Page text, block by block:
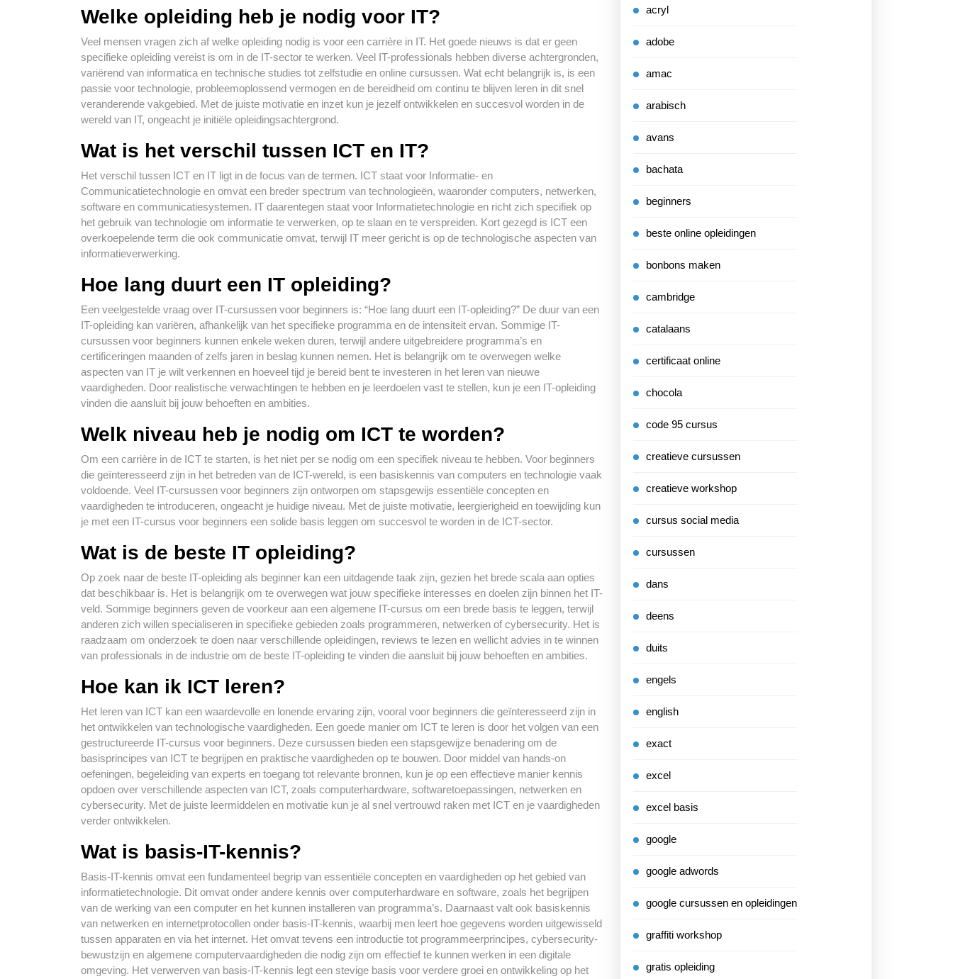
Welke opleiding heb je nodig voor IT?
Veel mensen vragen zich af welke opleiding nodig is voor een carrière in IT. Het goede nieuws is dat er geen
specifieke opleiding vereist is om in de IT-sector te werken. Veel IT-professionals hebben diverse achtergronden,
variërend van informatica en technische studies tot zelfstudie en online cursussen. Wat echt belangrijk is, is een
passie voor technologie, probleemoplossend vermogen en de bereidheid om continu te blijven leren in dit snel
veranderende vakgebied. Met de juiste motivatie en inzet kun je jezelf ontwikkelen en succesvol worden in de
wereld van IT, ongeacht je initiële opleidingsachtergrond.
Wat is het verschil tussen ICT en IT?
Het verschil tussen ICT en IT ligt in de focus van de termen. ICT staat voor Informatie- en
Communicatietechnologie en omvat een breder spectrum van technologieën, waaronder computers, netwerken,
software en communicatiesystemen. IT daarentegen staat voor Informatietechnologie en richt zich specifiek op
het gebruik van technologie om informatie te verwerken, op te slaan en te verspreiden. Kort gezegd is ICT een
overkoepelende term die ook communicatie omvat, terwijl IT meer gericht is op de technologische aspecten van
informatieverwerking.
Hoe lang duurt een IT opleiding?
Een veelgestelde vraag over IT-cursussen voor beginners is: “Hoe lang duurt een IT-opleiding?” De duur van een
IT-opleiding kan variëren, afhankelijk van het specifieke programma en de intensiteit ervan. Sommige IT-
cursussen voor beginners kunnen enkele weken duren, terwijl andere uitgebreidere programma’s en
certificeringen maanden of zelfs jaren in beslag kunnen nemen. Het is belangrijk om te overwegen welke
aspecten van IT je wilt verkennen en hoeveel tijd je bereid bent te investeren in het leren van nieuwe
vaardigheden. Door realistische verwachtingen te hebben en je leerdoelen vast te stellen, kun je een IT-opleiding
vinden die aansluit bij jouw behoeften en ambities.
Welk niveau heb je nodig om ICT te worden?
Om een carrière in de ICT te starten, is het niet per se nodig om een specifiek niveau te hebben. Voor beginners
die geïnteresseerd zijn in het betreden van de ICT-wereld, is een basiskennis van computers en technologie vaak
voldoende. Veel IT-cursussen voor beginners zijn ontworpen om stapsgewijs essentiële concepten en
vaardigheden te introduceren, ongeacht je huidige niveau. Met de juiste motivatie, leergierigheid en toewijding kun
je met een IT-cursus voor beginners een solide basis leggen om succesvol te worden in de ICT-sector.
Wat is de beste IT opleiding?
Op zoek naar de beste IT-opleiding als beginner kan een uitdagende taak zijn, gezien het brede scala aan opties
dat beschikbaar is. Het is belangrijk om te overwegen wat jouw specifieke interesses en doelen zijn binnen het IT-
veld. Sommige beginners geven de voorkeur aan een algemene IT-cursus om een brede basis te leggen, terwijl
anderen zich willen specialiseren in specifieke gebieden zoals programmeren, netwerken of cybersecurity. Het is
raadzaam om onderzoek te doen naar verschillende opleidingen, reviews te lezen en wellicht advies in te winnen
van professionals in de industrie om de beste IT-opleiding te vinden die aansluit bij jouw behoeften en ambities.
Hoe kan ik ICT leren?
Het leren van ICT kan een waardevolle en lonende ervaring zijn, vooral voor beginners die geïnteresseerd zijn in
het ontwikkelen van technologische vaardigheden. Een goede manier om ICT te leren is door het volgen van een
gestructureerde IT-cursus voor beginners. Deze cursussen bieden een stapsgewijze benadering om de
basisprincipes van ICT te begrijpen en praktische vaardigheden op te bouwen. Door middel van hands-on
oefeningen, begeleiding van experts en toegang tot relevante bronnen, kun je op een effectieve manier kennis
opdoen over verschillende aspecten van ICT, zoals computerhardware, softwaretoepassingen, netwerken en
cybersecurity. Met de juiste leermiddelen en motivatie kun je al snel vertrouwd raken met ICT en je vaardigheden
verder ontwikkelen.
Wat is basis-IT-kennis?
Basis-IT-kennis omvat een fundamenteel begrip van essentiële concepten en vaardigheden op het gebied van
informatietechnologie. Dit omvat onder andere kennis over computerhardware en software, zoals het begrijpen
van de werking van een computer en het kunnen installeren van programma’s. Daarnaast valt ook basiskennis
van netwerken en internetprotocollen onder basis-IT-kennis, waarbij men leert hoe gegevens worden uitgewisseld
tussen apparaten en via het internet. Het omvat tevens een introductie tot programmeerprincipes, cybersecurity-
bewustzijn en algemene computervaardigheden die nodig zijn om effectief te kunnen werken in een digitale
omgeving. Het verwerven van basis-IT-kennis legt een stevige basis voor verdere groei en ontwikkeling op het
acryl
adobe
amac
arabisch
avans
bachata
beginners
beste online opleidingen
bonbons maken
cambridge
catalaans
certificaat online
chocola
code 95 cursus
creatieve cursussen
creatieve workshop
cursus social media
cursussen
dans
deens
duits
engels
english
exact
excel
excel basis
google
google adwords
google cursussen en opleidingen
graffiti workshop
gratis opleiding